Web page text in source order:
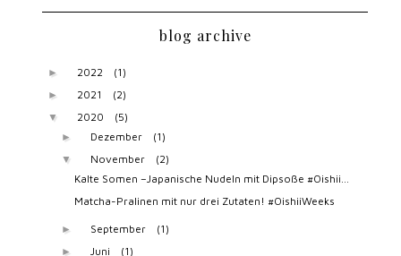
blog archive
► 2022 (1)
► 2021 (2)
▼ 2020 (5)
► Dezember (1)
▼ November
(2)
Kalte Somen –Japanische Nudeln mit Dipsoße #Oishii...
Matcha-Pralinen mit nur drei Zutaten! #OishiiWeeks
► September (1)
► Juni (1)